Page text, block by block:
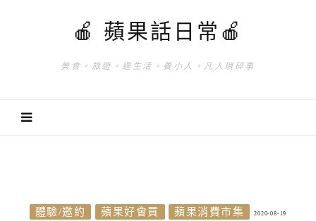
🍎 蘋果話日常🍎
美食。旅遊。過生活。養小人。凡人瑣碎事
體驗/邀約 蘋果好會買 蘋果消費市集 2020-08-19